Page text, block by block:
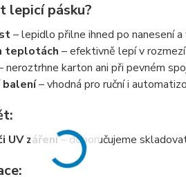
lepicí pásku?
– lepidlo přilne ihned po nanesení
teplotách – efektivně lepí v rozmezí
neroztrhne karton ani při pevném
balení– vhodná pro ruční i
UV záření– doporučujeme